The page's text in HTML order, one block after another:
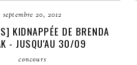
septembre 20, 2012
KIDNAPPÉE DE BRENDA
- JUSQU'AU 30/09
concours